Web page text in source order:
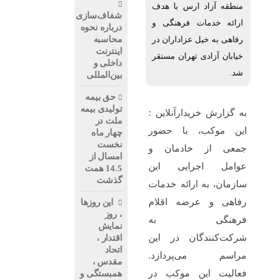
منطقه آزاد ارس با هدف
ارائه خدمات فرهنگی و
رفاهی به خیل عزاداران در
خیابان آزادی تهران مستقر
شد.
به گزارش خریدارآنلاین :
این موکب، با حضور
جمعی از خادمان و
عوامل اجرایی این
سازمان، به ارائه خدمات
رفاهی و عرضه اقلام
فرهنگی به
شرکت‌کنندگان در این
مراسم می‌پردازد.
فعالیت این موکب در
شفاف‌سازی
درباره نحوه
محاسبه
اینترنت
داخلی و
بین‌المللی
حق بیمه
تولیدی بیمه
ملت در
چهار ماه
نخست
امسال از
14.5 همت
گذشت
این روزها
، روز
نمایش
اقتدار ،
اتحاد
مقدس ،
همبستگی و